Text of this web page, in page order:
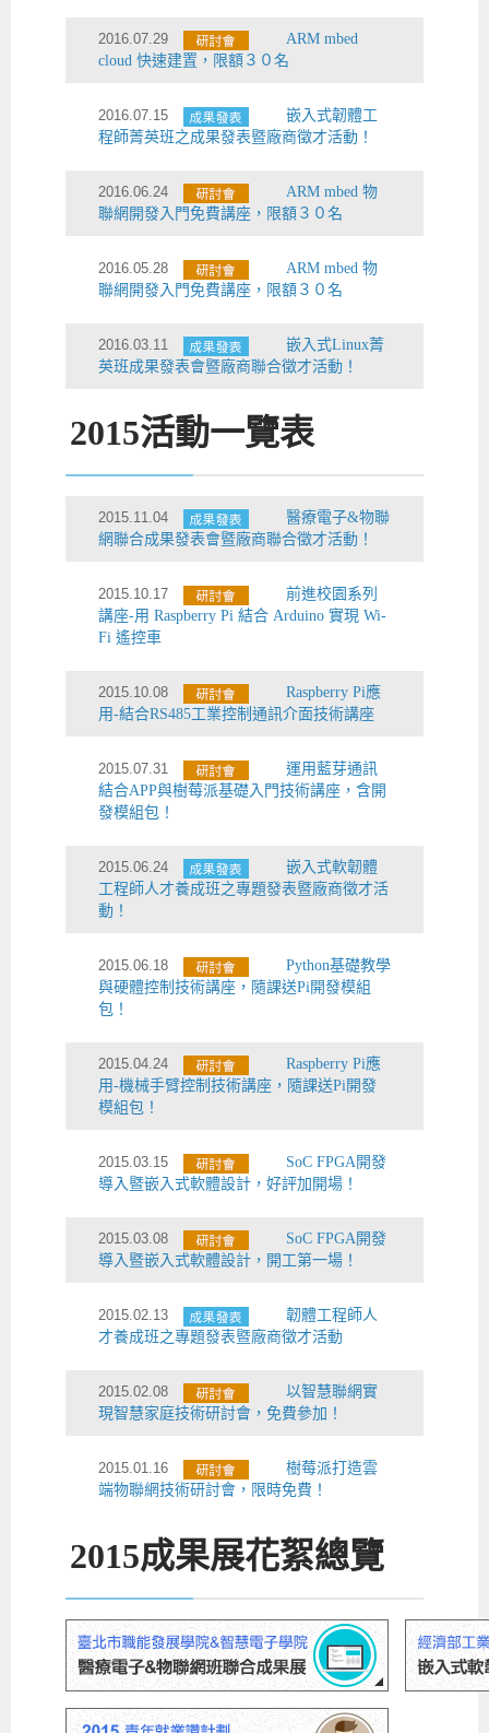
2016.07.29
ARM mbed
cloud 快速建置，限額３０名
2016.07.15
嵌入式韌體工
程師菁英班之成果發表暨廠商徵才活動！
2016.06.24
ARM mbed 物
聯網開發入門免費講座，限額３０名
2016.05.28
ARM mbed 物
聯網開發入門免費講座，限額３０名
2016.03.11
嵌入式Linux菁
英班成果發表會暨廠商聯合徵才活動！
2015活動一覽表
2015.11.04
醫療電子&物聯
網聯合成果發表會暨廠商聯合徵才活動！
2015.10.17
前進校園系列
講座-用 Raspberry Pi 結合 Arduino 實現 Wi-
Fi 遙控車
2015.10.08
Raspberry Pi應
用-結合RS485工業控制通訊介面技術講座
2015.07.31
運用藍芽通訊
結合APP與樹莓派基礎入門技術講座，含開
發模組包！
2015.06.24
嵌入式軟韌體
工程師人才養成班之專題發表暨廠商徵才活
動！
2015.06.18
Python基礎教學
與硬體控制技術講座，隨課送Pi開發模組
包！
2015.04.24
Raspberry Pi應
用-機械手臂控制技術講座，隨課送Pi開發
模組包！
2015.03.15
SoC FPGA開發
導入暨嵌入式軟體設計，好評加開場！
2015.03.08
SoC FPGA開發
導入暨嵌入式軟體設計，開工第一場！
2015.02.13
韌體工程師人
才養成班之專題發表暨廠商徵才活動
2015.02.08
以智慧聯網實
現智慧家庭技術研討會，免費參加！
2015.01.16
樹莓派打造雲
端物聯網技術研討會，限時免費！
2015成果展花絮總覽